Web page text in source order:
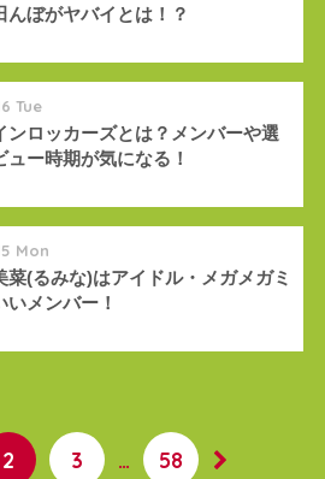
んぼがヤバイとは！？
Tue
ンロッカーズとは？メンバーや選
ュー時期が気になる！
Mon
菜(るみな)はアイドル・メガメガミ
いメンバー！
2 3 … 58